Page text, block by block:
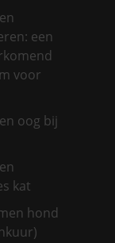
een
voor
oog bij
kat
hond